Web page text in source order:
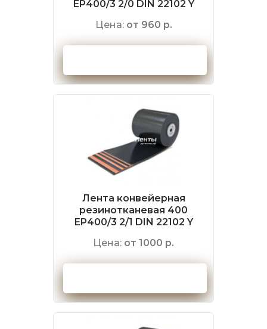
EP400/3 2/0 DIN 22102 Y
Цена: от 960 р.
Лента конвейерная
резинотканевая 400
EP400/3 2/1 DIN 22102 Y
Цена: от 1000 р.